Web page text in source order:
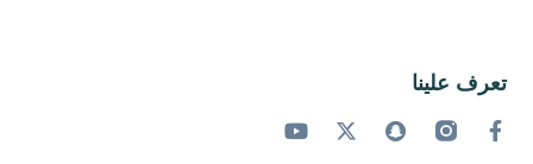
تعرف علينا